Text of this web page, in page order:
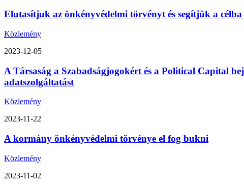
Elutasítjuk az önkényvédelmi törvényt és segítjük a célba
Közlemény
2023-12-05
A Társaság a Szabadságjogokért és a Political Capital
adatszolgáltatást
Közlemény
2023-11-22
A kormány önkényvédelmi törvénye el fog bukni
Közlemény
2023-11-02